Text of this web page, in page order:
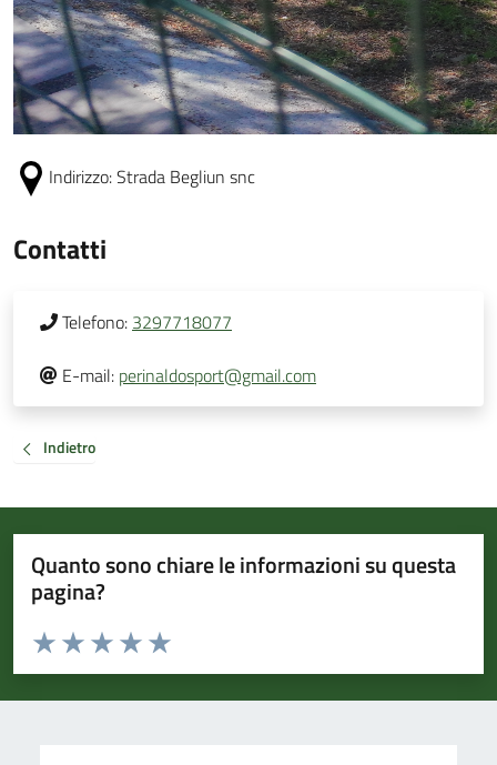
Indirizzo:Strada Begliun snc
Contatti
Telefono: 3297718077
E-mail: perinaldosport@gmail.com
Indietro
Quanto sono chiare le informazioni su questa
pagina?
Valuta da 1 a 5 stelle la pagina
Valuta 5 stelle su 5
Valuta 4 stelle su 5
Valuta 3 stelle su 5
Valuta 2 stelle su 5
Valuta 1 stelle su 5